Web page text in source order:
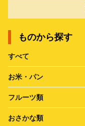
ものから探す
すべて
お米・パン
フルーツ類
おさかな類